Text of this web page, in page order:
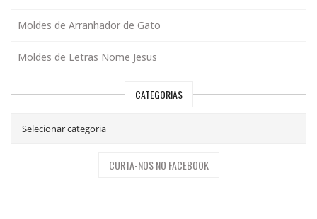
Moldes de Arranhador de Gato
Moldes de Letras Nome Jesus
CATEGORIAS
CURTA-NOS NO FACEBOOK